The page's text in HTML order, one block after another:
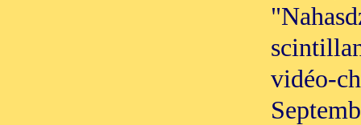
vidéo-